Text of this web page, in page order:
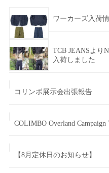
ワーカーズ入荷
TCB JEANSより
入荷しました
コリンボ展示会出張報告
COLIMBO Overland Campaign
【8月定休日のお知らせ】